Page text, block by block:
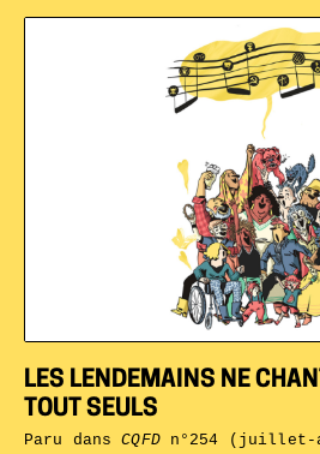
LES LENDEMAINS NE
TOUT SEULS
Paru dansCQFDn°254 (juillet-